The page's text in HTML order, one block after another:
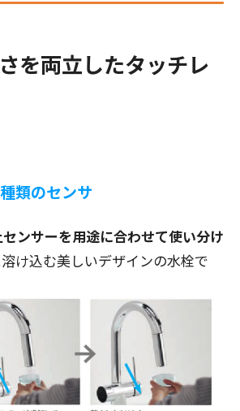
を両立したタッチレ
類のセンサ
ンサーを用途に合わせて使い分け
け込む美しいデザインの水栓で